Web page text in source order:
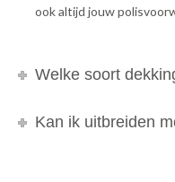
ook altijd jouw
Welke soort
Kan ik uitbreiden